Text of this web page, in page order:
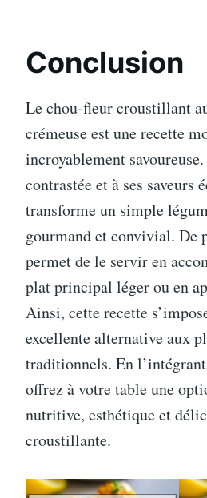
Conclusion
Le chou-fleur croustillant
crémeuse est une recette
incroyablement
contrastée et à ses saveurs
transforme un simple
gourmand et convivial. De
permet de le servir en
plat principal léger ou en
Ainsi, cette recette
excellente alternative aux
traditionnels. En
offrez à votre table une
nutritive, esthétique et
croustillante.